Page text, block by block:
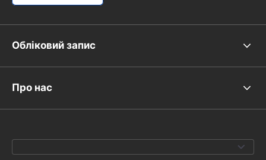
Обліковий запис
Про нас